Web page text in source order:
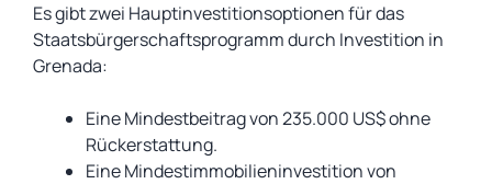
Es gibt zwei Hauptinvestitionsoptionen für das
Staatsbürgerschaftsprogramm durch Investition in
Grenada:
Eine Mindestbeitrag von 235.000 US$ ohne
Rückerstattung.
Eine Mindestimmobilieninvestition von